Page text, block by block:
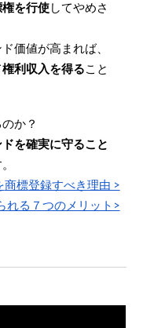
権を行使してやめさ
価値が高まれば、
権利収入を得ること
か？
を確実に守ること
商標登録すべき理由 >
れる７つのメリット>